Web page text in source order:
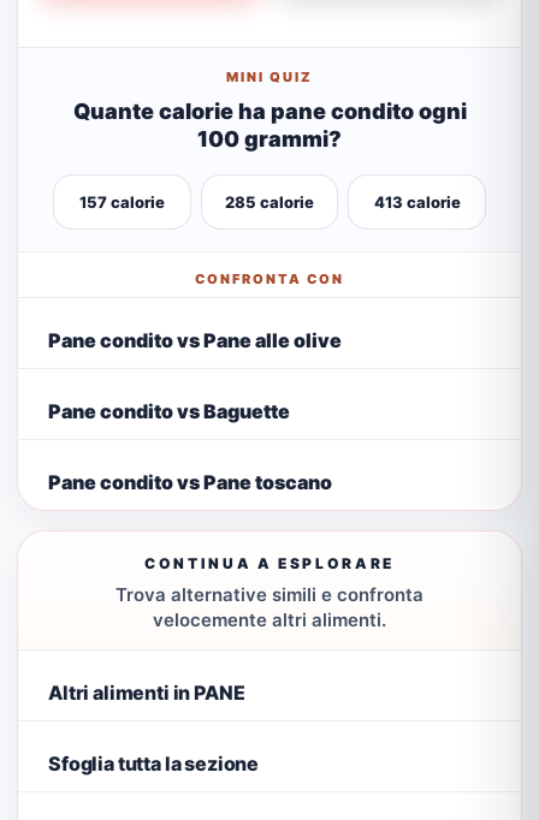
MINI QUIZ
Quante calorie ha pane condito ogni
100 grammi?
157 calorie 285 calorie 413 calorie
CONFRONTA CON
Pane condito vs Pane alle olive
Pane condito vs Baguette
Pane condito vs Pane toscano
CONTINUA A ESPLORARE
Trova alternative simili e confronta
velocemente altri alimenti.
Altri alimenti in PANE
Sfoglia tutta la sezione